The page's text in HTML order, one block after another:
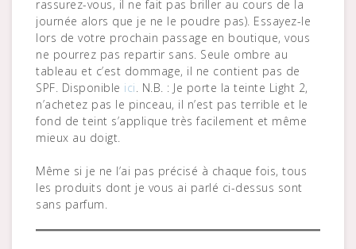
rassurez-vous, il ne fait pas briller au cours de la
journée alors que je ne le poudre pas). Essayez-le
lors de votre prochain passage en boutique, vous
ne pourrez pas repartir sans. Seule ombre au
tableau et c’est dommage, il ne contient pas de
SPF. Disponible ici . N.B. : Je porte la teinte Light 2,
n’achetez pas le pinceau, il n’est pas terrible et le
fond de teint s’applique très facilement et même
mieux au doigt.
Même si je ne l’ai pas précisé à chaque fois, tous
les produits dont je vous ai parlé ci-dessus sont
sans parfum.